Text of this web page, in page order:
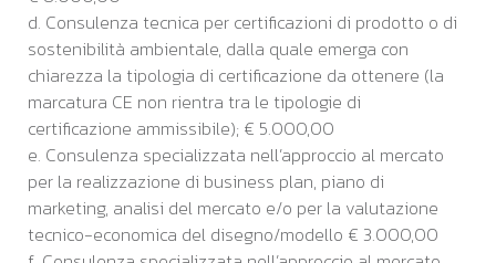
d. Consulenza tecnica per certificazioni di prodotto o di
sostenibilità ambientale, dalla quale emerga con
chiarezza la tipologia di certificazione da ottenere (la
marcatura CE non rientra tra le tipologie di
certificazione ammissibile); € 5.000,00
e. Consulenza specializzata nell’approccio al mercato
per la realizzazione di business plan, piano di
marketing, analisi del mercato e/o per la valutazione
tecnico-economica del disegno/modello € 3.000,00